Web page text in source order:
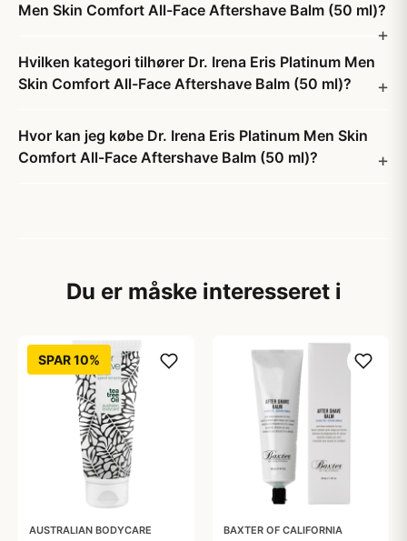
Men Skin Comfort All-Face Aftershave Balm (50 ml)?
Hvilken kategori tilhører Dr. Irena Eris Platinum Men
Skin Comfort All-Face Aftershave Balm (50 ml)?
Hvor kan jeg købe Dr. Irena Eris Platinum Men Skin
Comfort All-Face Aftershave Balm (50 ml)?
Du er måske interesseret i
SPAR 10%
AUSTRALIAN BODYCARE BAXTER OF CALIFORNIA